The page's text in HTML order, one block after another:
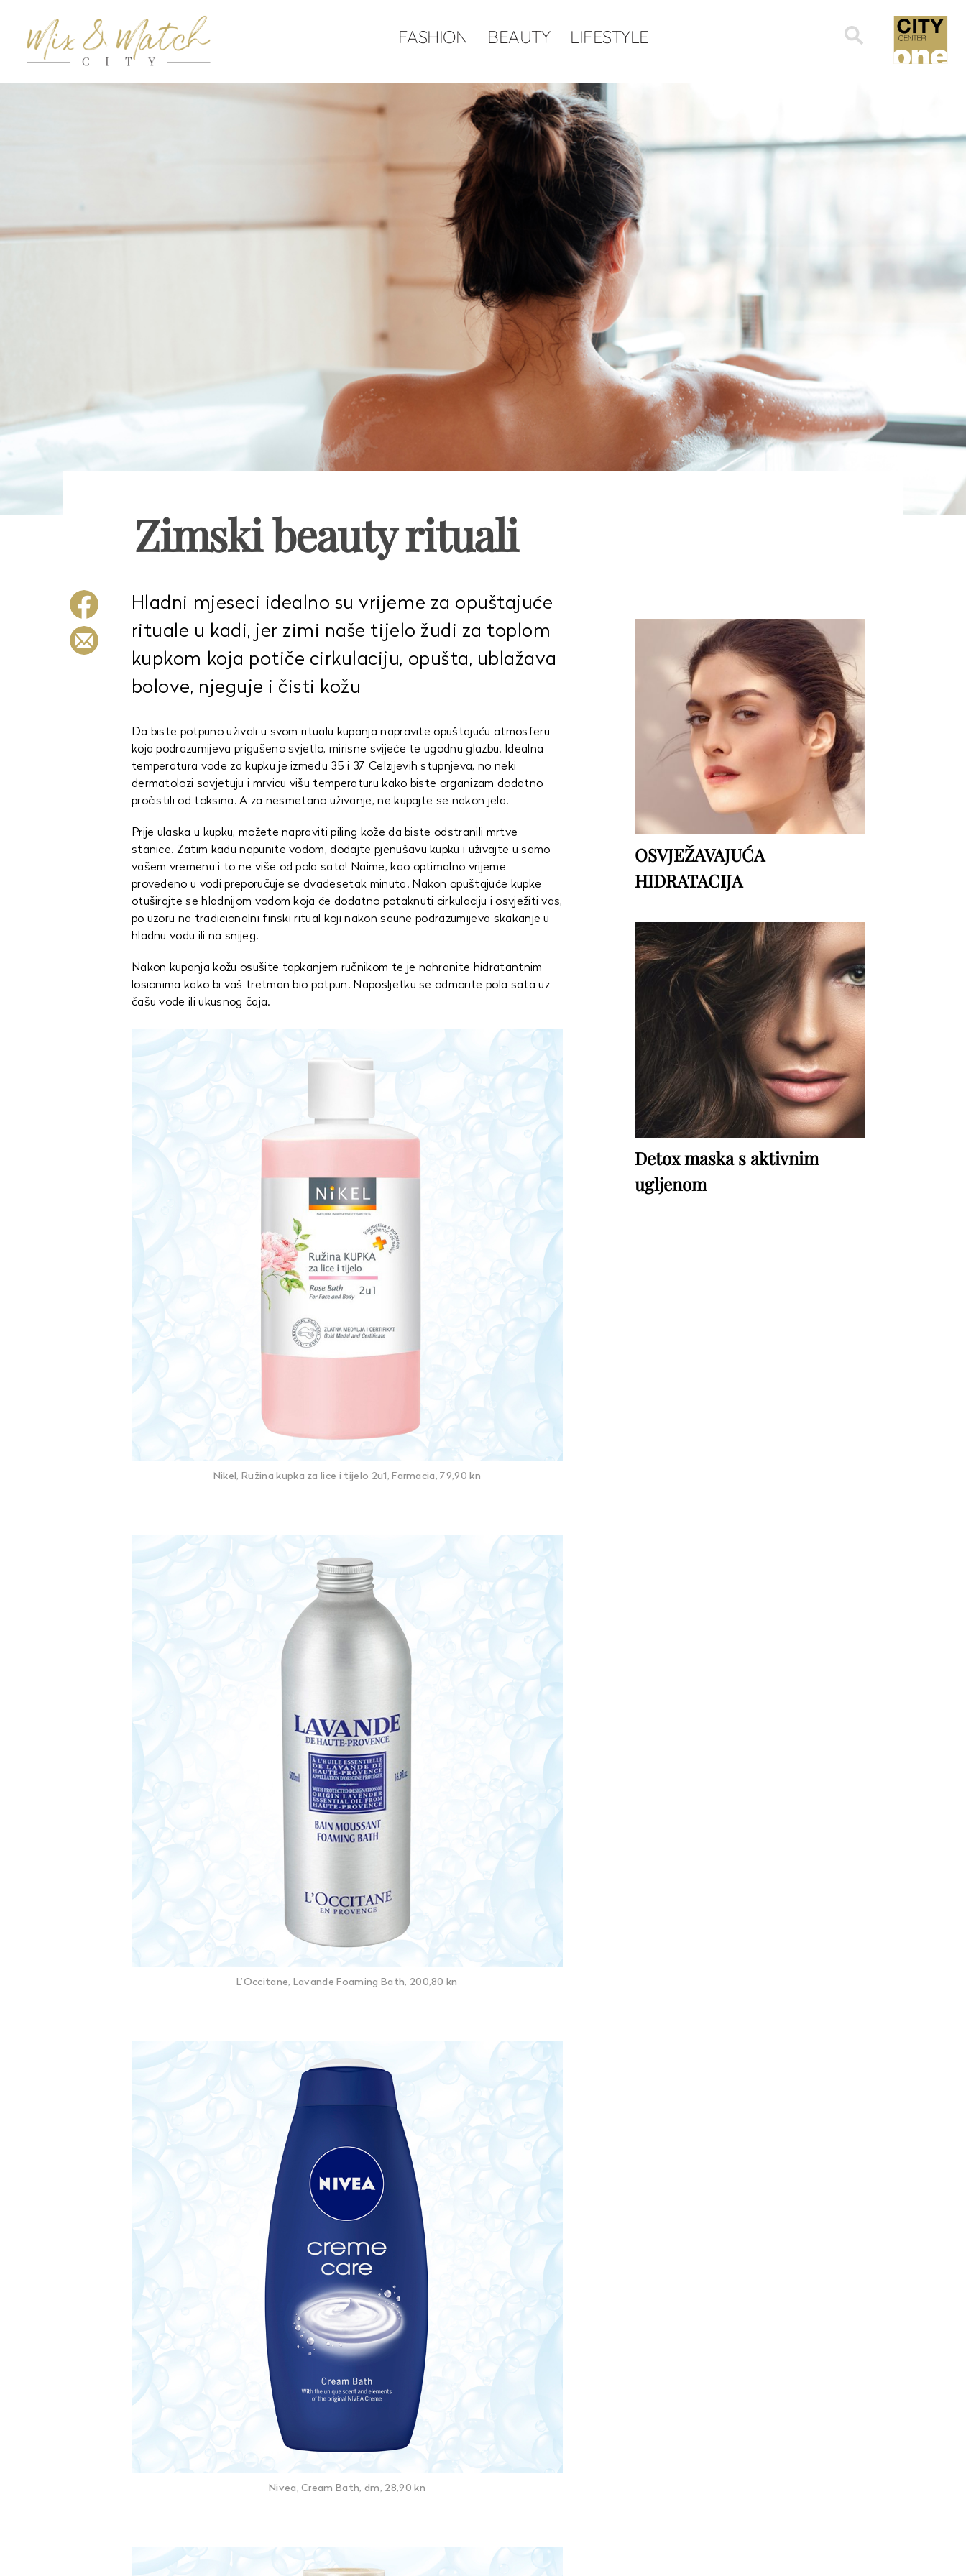
Search
for:
FASHION BEAUTY LIFESTYLE
Zimski beauty rituali
Hladni mjeseci idealno su vrijeme za opuštajuće
rituale u kadi, jer zimi naše tijelo žudi za toplom
kupkom koja potiče cirkulaciju, opušta, ublažava
bolove, njeguje i čisti kožu
Da biste potpuno uživali u svom ritualu kupanja napravite opuštajuću atmosferu
koja podrazumijeva prigušeno svjetlo, mirisne svijeće te ugodnu glazbu. Idealna
temperatura vode za kupku je između 35 i 37 Celzijevih stupnjeva, no neki
dermatolozi savjetuju i mrvicu višu temperaturu kako biste organizam dodatno
pročistili od toksina. A za nesmetano uživanje, ne kupajte se nakon jela.
Prije ulaska u kupku, možete napraviti piling kože da biste odstranili mrtve
stanice. Zatim kadu napunite vodom, dodajte pjenušavu kupku i uživajte u samo
vašem vremenu i to ne više od pola sata! Naime, kao optimalno vrijeme
provedeno u vodi preporučuje se dvadesetak minuta. Nakon opuštajuće kupke
otuširajte se hladnijom vodom koja će dodatno potaknuti cirkulaciju i osvježiti vas,
po uzoru na tradicionalni finski ritual koji nakon saune podrazumijeva skakanje u
hladnu vodu ili na snijeg.
Nakon kupanja kožu osušite tapkanjem ručnikom te je nahranite hidratantnim
losionima kako bi vaš tretman bio potpun. Naposljetku se odmorite pola sata uz
čašu vode ili ukusnog čaja.
Nikel, Ružina kupka za lice i tijelo 2u1, Farmacia, 79,90 kn
L’Occitane, Lavande Foaming Bath, 200,80 kn
Nivea, Cream Bath, dm, 28,90 kn
OSVJEŽAVAJUĆA
HIDRATACIJA
Detox maska s aktivnim
ugljenom